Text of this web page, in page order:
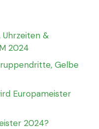
Uhrzeiten &
2024
Gelbe
Europameister
2024?